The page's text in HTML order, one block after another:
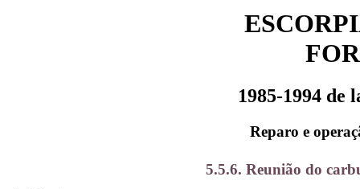
1985-1994 de
Reparo e
5.5.6. Reunião do